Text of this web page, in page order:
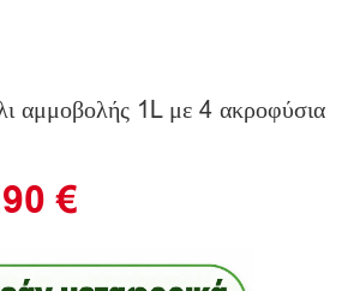
αμμοβολής 1L με 4 ακροφύσια
€